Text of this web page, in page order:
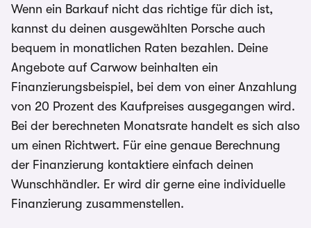
Wenn ein Barkauf nicht das richtige für dich ist,
kannst du deinen ausgewählten Porsche auch
bequem in monatlichen Raten bezahlen. Deine
Angebote auf Carwow beinhalten ein
Finanzierungsbeispiel, bei dem von einer Anzahlung
von 20 Prozent des Kaufpreises ausgegangen wird.
Bei der berechneten Monatsrate handelt es sich also
um einen Richtwert. Für eine genaue Berechnung
der Finanzierung kontaktiere einfach deinen
Wunschhändler. Er wird dir gerne eine individuelle
Finanzierung zusammenstellen.